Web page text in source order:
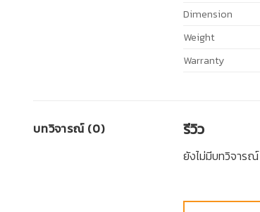
Dimension
Weight
Warranty
บทวิจารณ์ (0) รีวิว
ยังไม่มีบทวิจารณ์